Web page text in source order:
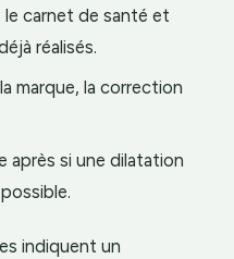
carnet de santé et
réalisés.
marque, la correction
après si une dilatation
indiquent un